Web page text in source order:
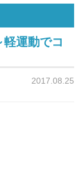
運動でコ
2017.08.25